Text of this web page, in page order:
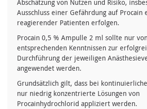
Abschätzung von Nutzen und Risiko,
Ausschluss einer Gefährdung auf Procain
reagierender Patienten erfolgen.
Procain 0,5 % Ampulle 2 ml sollte nur
entsprechenden Kenntnissen zur
Durchführung der jeweiligen
angewendet werden.
Grundsätzlich gilt, dass bei
nur niedrig konzentrierte Lösungen von
Procainhydrochlorid appliziert werden.